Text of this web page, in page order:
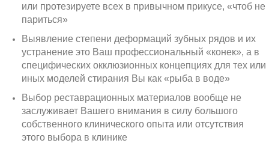
или протезируете всех в привычном прикусе, «чтоб не
париться»
Выявление степени деформаций зубных рядов и их
устранение это Ваш профессиональный «конек», а в
специфических окклюзионных концепциях для тех или
иных моделей стирания Вы как «рыба в воде»
Выбор реставрационных материалов вообще не
заслуживает Вашего внимания в силу большого
собственного клинического опыта или отсутствия
этого выбора в клинике